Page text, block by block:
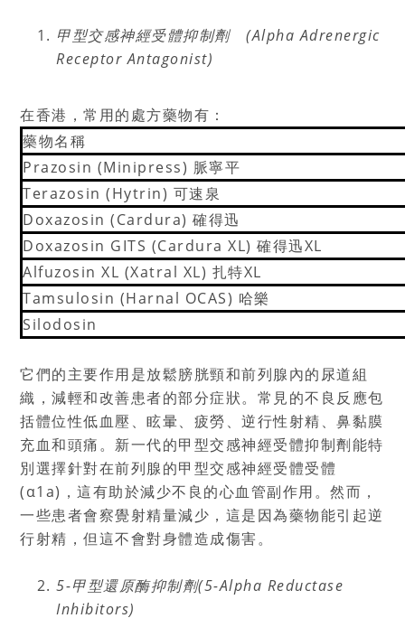
甲型交感神經受體抑制劑 (Alpha Adrenergic
Receptor Antagonist)
在香港，常用的處方藥物有：
藥物名稱
Prazosin (Minipress) 脈寧平
Terazosin (Hytrin) 可速泉
Doxazosin (Cardura) 確得迅
Doxazosin GITS (Cardura XL) 確得迅XL
Alfuzosin XL (Xatral XL) 扎特XL
Tamsulosin (Harnal OCAS) 哈樂
Silodosin
它們的主要作用是放鬆膀胱頸和前列腺內的尿道組
織，減輕和改善患者的部分症狀。常見的不良反應包
括體位性低血壓、眩暈、疲勞、逆行性射精、鼻黏膜
充血和頭痛。新一代的甲型交感神經受體抑制劑能特
別選擇針對在前列腺的甲型交感神經受體受體
(α1a)，這有助於減少不良的心血管副作用。然而，
一些患者會察覺射精量減少，這是因為藥物能引起逆
行射精，但這不會對身體造成傷害。
5-甲型還原酶抑制劑(5-Alpha Reductase
Inhibitors)